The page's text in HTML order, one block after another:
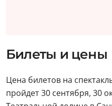
Билеты и цены
Цена билетов на
пройдет 30 сентября, 30